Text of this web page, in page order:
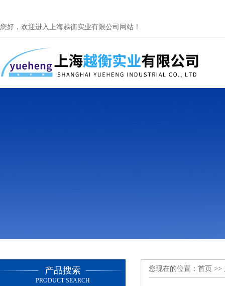
您好，欢迎进入上海越衡实业有限公司网站！
产品搜索
PRODUCT SEARCH
您现在的位置： 首页 >>